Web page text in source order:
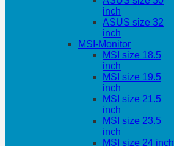
inch
ASUS size 32
inch
MSI-Monitor
MSI size 18.5
inch
MSI size 19.5
inch
MSI size 21.5
inch
MSI size 23.5
inch
MSI size 24 inch